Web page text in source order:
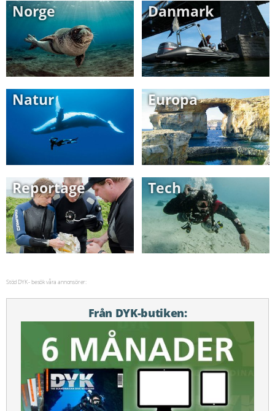
Norge Danmark
Natur Europa
Reportage Tech
Stöd DYK - besök våra annonsörer:
Från DYK-butiken: